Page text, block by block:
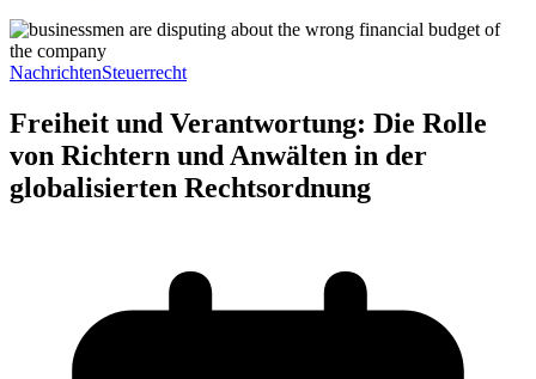
NachrichtenSteuerrecht
Freiheit und Verantwortung: Die Rolle
von Richtern und Anwälten in der
globalisierten Rechtsordnung